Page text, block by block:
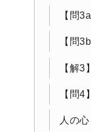
【問
【問
【解
【問
人の